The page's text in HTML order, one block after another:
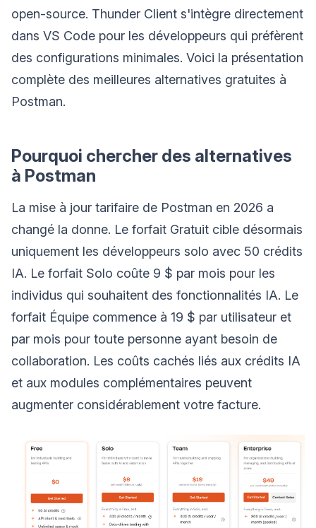
open-source. Thunder Client s'intègre directement
dans VS Code pour les développeurs qui préfèrent
des configurations minimales. Voici la présentation
complète des meilleures alternatives gratuites à
Postman.
Pourquoi chercher des alternatives
à Postman
La mise à jour tarifaire de Postman en 2026 a
changé la donne. Le forfait Gratuit cible désormais
uniquement les développeurs solo avec 50 crédits
IA. Le forfait Solo coûte 9 $ par mois pour les
individus qui souhaitent des fonctionnalités IA. Le
forfait Équipe commence à 19 $ par utilisateur et
par mois pour toute personne ayant besoin de
collaboration. Les coûts cachés liés aux crédits IA
et aux modules complémentaires peuvent
augmenter considérablement votre facture.